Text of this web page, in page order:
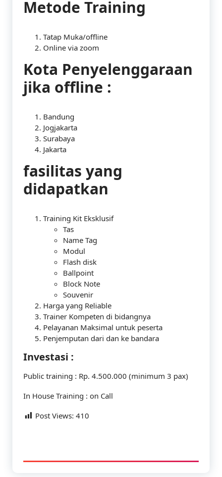
Metode Training
Tatap Muka/offline
Online via zoom
Kota Penyelenggaraan
jika offline :
Bandung
Jogjakarta
Surabaya
Jakarta
fasilitas yang
didapatkan
Training Kit Eksklusif
Tas
Name Tag
Modul
Flash disk
Ballpoint
Block Note
Souvenir
Harga yang Reliable
Trainer Kompeten di bidangnya
Pelayanan Maksimal untuk peserta
Penjemputan dari dan ke bandara
Investasi :
Public training : Rp. 4.500.000 (minimum 3 pax)
In House Training : on Call
Post Views: 410